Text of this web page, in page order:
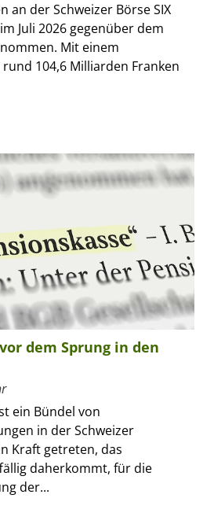
an der Schweizer Börse SIX
Juli 2026 gegenüber dem
Mit einem
104,6 Milliarden Franken
dem Sprung in den
ein Bündel von
in der Schweizer
Kraft getreten, das
daherkommt, für die
der...